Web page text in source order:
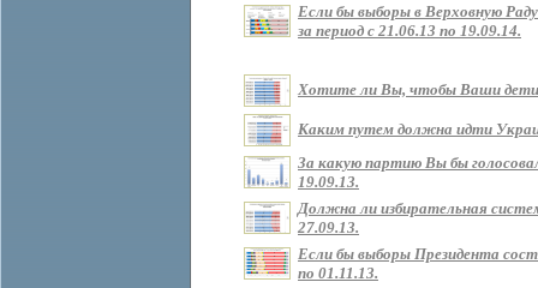
Если бы выборы в Верховную
за период с 21.06.13 по 19.09.14.
Хотите ли Вы, чтобы Ваши дети
Каким путем должна идти
За какую партию Вы бы
19.09.13.
Должна ли избирательная
27.09.13.
Если бы выборы Президента
по 01.11.13.